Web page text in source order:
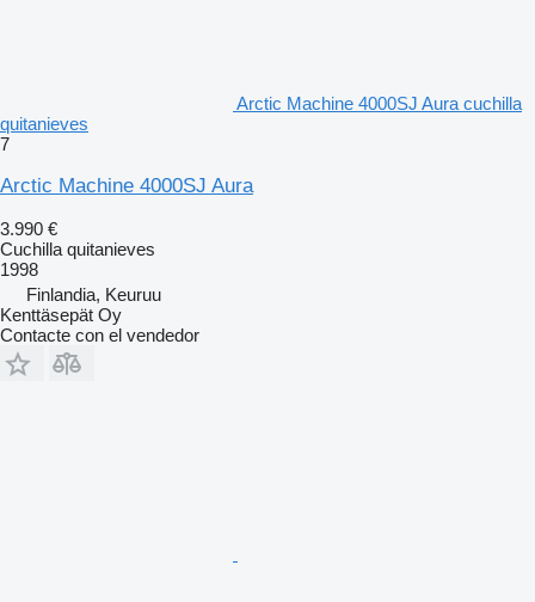
Arctic Machine 4000SJ Aura cuchilla
quitanieves
7
Arctic Machine 4000SJ Aura
3.990 €
Cuchilla quitanieves
1998
Finlandia, Keuruu
Kenttäsepät Oy
Contacte con el vendedor